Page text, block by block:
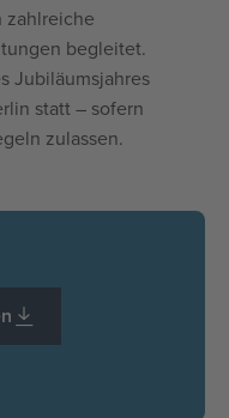
zahlreiche
begleitet.
Jubiläumsjahres
statt – sofern
zulassen.